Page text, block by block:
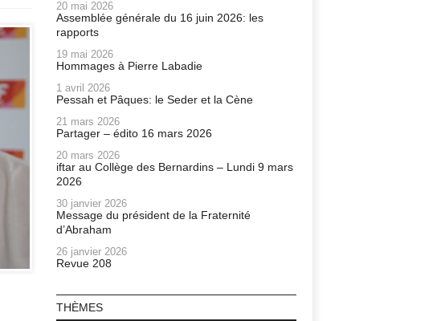
20 mai 2026
Assemblée générale du 16 juin 2026: les
rapports
19 mai 2026
Hommages à Pierre Labadie
1 avril 2026
Pessah et Pâques: le Seder et la Cène
21 mars 2026
Partager – édito 16 mars 2026
20 mars 2026
iftar au Collège des Bernardins – Lundi 9 mars
2026
30 janvier 2026
Message du président de la Fraternité
d’Abraham
26 janvier 2026
Revue 208
THÈMES